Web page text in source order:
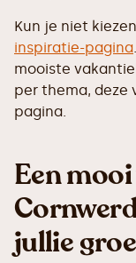
Kun je niet
inspiratie-pagina
mooiste
per thema, deze
pagina.
Een
jullie